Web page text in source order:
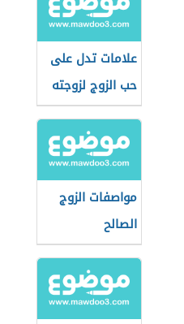
علامات تدل على
حب الزوج لزوجته
مواصفات الزوج
الصالح